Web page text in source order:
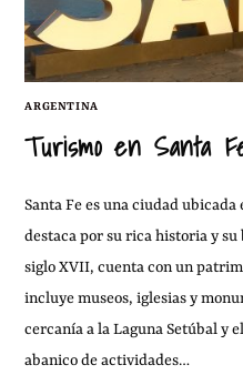
ARGENTINA
Turismo en Santa
Santa Fe es una ciudad
destaca por su rica historia y
siglo XVII, cuenta con un
incluye museos, iglesias y
cercanía a la Laguna Setúbal y
abanico de actividades…